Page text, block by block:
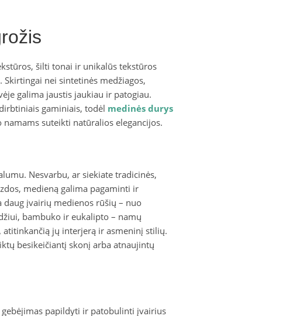
šilti tonai ir unikalūs tekstūros
nei sintetinės medžiagos,
galima jaustis jaukiau ir patogiau.
gaminiais, todėl medinės durys
suteikti natūralios elegancijos.
Nesvarbu, ar siekiate tradicinės,
medieną galima pagaminti ir
įvairių medienos rūšių – nuo
bambuko ir eukalipto – namų
jų interjerą ir asmeninį stilių.
besikeičiantį skonį arba atnaujintų
papildyti ir patobulinti įvairius